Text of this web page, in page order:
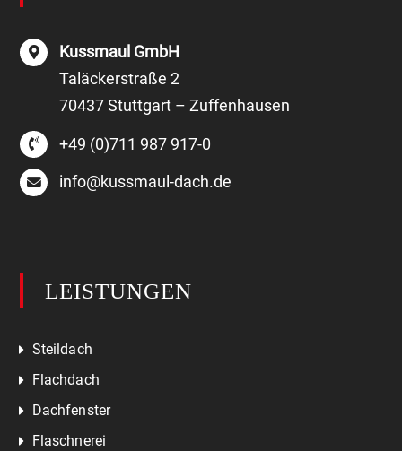
Kussmaul GmbH
Taläckerstraße 2
70437 Stuttgart – Zuffenhausen
+49 (0)711 987 917-0
info@kussmaul-dach.de
LEISTUNGEN
Steildach
Flachdach
Dachfenster
Flaschnerei